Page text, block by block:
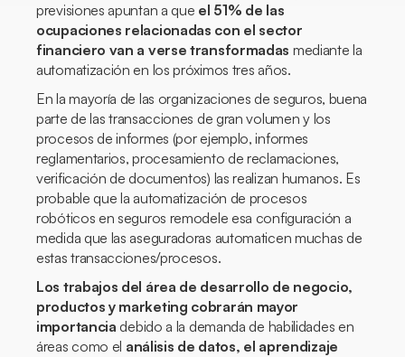
previsiones apuntan a que el 51% de las
ocupaciones relacionadas con el sector
financiero van a verse transformadas mediante la
automatización en los próximos tres años.
En la mayoría de las organizaciones de seguros, buena
parte de las transacciones de gran volumen y los
procesos de informes (por ejemplo, informes
reglamentarios, procesamiento de reclamaciones,
verificación de documentos) las realizan humanos. Es
probable que la automatización de procesos
robóticos en seguros remodele esa configuración a
medida que las aseguradoras automaticen muchas de
estas transacciones/procesos.
Los trabajos del área de desarrollo de negocio,
productos y marketing cobrarán mayor
importancia debido a la demanda de habilidades en
áreas como el análisis de datos, el aprendizaje